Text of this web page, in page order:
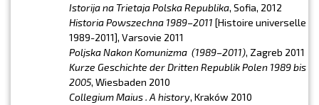
Istorija na Trietaja Polska Republika, Sofia, 2012
Historia Powszechna 1989–2011 [Histoire universelle
1989-2011], Varsovie 2011
Poljska Nakon Komunizma (1989–2011), Zagreb 2011
Kurze Geschichte der Dritten Republik Polen 1989 bis
2005, Wiesbaden 2010
Collegium Maius . A history, Kraków 2010